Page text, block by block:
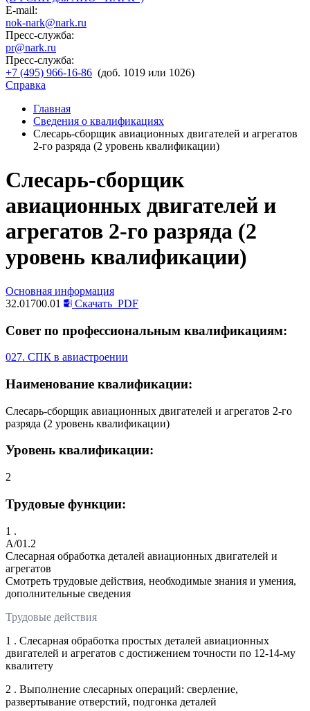
E-mail:
nok-nark@nark.ru
Пресс-служба:
pr@nark.ru
Пресс-служба:
+7 (495) 966-16-86 (доб. 1019 или 1026)
Справка
Главная
Сведения о квалификациях
Слесарь-сборщик авиационных двигателей и агрегатов
2-го разряда (2 уровень квалификации)
Слесарь-сборщик
авиационных двигателей и
агрегатов 2-го разряда (2
уровень квалификации)
Основная информация
32.01700.01
Скачать PDF
Совет по профессиональным квалификациям:
027. СПК в авиастроении
Наименование квалификации:
Слесарь-сборщик авиационных двигателей и агрегатов 2-го
разряда (2 уровень квалификации)
Уровень квалификации:
2
Трудовые функции:
1 .
A/01.2
Слесарная обработка деталей авиационных двигателей и
агрегатов
Смотреть трудовые действия, необходимые знания и умения,
дополнительные сведения
Трудовые действия
1 . Слесарная обработка простых деталей авиационных
двигателей и агрегатов с достижением точности по 12-14-му
квалитету
2 . Выполнение слесарных операций: сверление,
развертывание отверстий, подгонка деталей